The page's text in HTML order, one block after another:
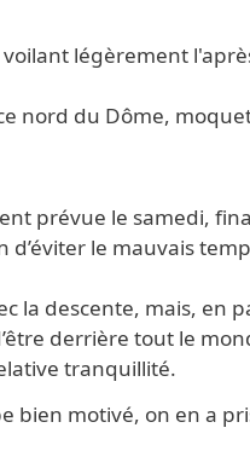
légèrement
nord du Dôme,
prévue le samedi,
le mauvais
la descente, mais, en
derrière tout le
tranquillité.
bien motivé, on en a